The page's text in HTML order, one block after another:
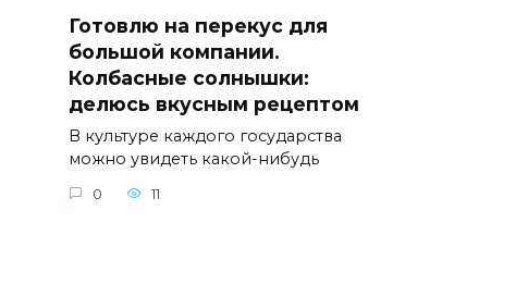
Готовлю на перекус для
большой компании.
Колбасные солнышки:
делюсь вкусным рецептом
В культуре каждого государства
можно увидеть какой-нибудь
0 11